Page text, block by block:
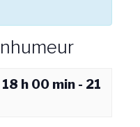
h 00 min - 21